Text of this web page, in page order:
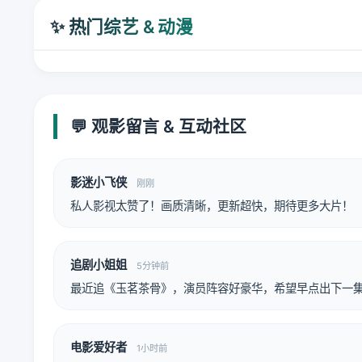
✨ 热门综艺 & 动漫
💬 观影留言 & 互动社区
影迷小飞侠 刚刚
私人影视太赞了！画质清晰，更新超快，期待更多大片！
追剧小姐姐 5分钟前
最近追《玉茗茶骨》，演员阵容好豪华，希望早点出下一
电影爱好者 1小时前